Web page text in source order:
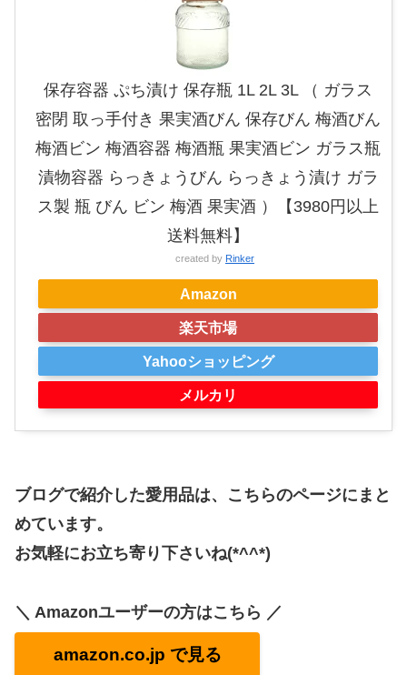
保存容器 ぷち漬け 保存瓶 1L 2L 3L （ ガラス
密閉 取っ手付き 果実酒びん 保存びん 梅酒びん
梅酒ビン 梅酒容器 梅酒瓶 果実酒ビン ガラス瓶
漬物容器 らっきょうびん らっきょう漬け ガラ
ス製 瓶 びん ビン 梅酒 果実酒 ）【3980円以上
送料無料】
created by Rinker
Amazon
楽天市場
Yahooショッピング
メルカリ
ブログで紹介した愛用品は、こちらのページにまと
めています。
お気軽にお立ち寄り下さいね(*^^*)
＼ Amazonユーザーの方はこちら ／
amazon.co.jp で見る